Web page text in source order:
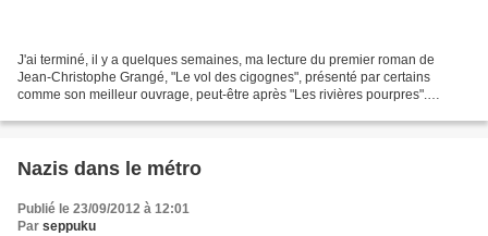
J'ai terminé, il y a quelques semaines, ma lecture du premier roman de
Jean-Christophe Grangé, "Le vol des cigognes", présenté par certains
comme son meilleur ouvrage, peut-être après "Les rivières pourpres".
Nazis dans le métro
Publié le 23/09/2012 à 12:01
Par seppuku